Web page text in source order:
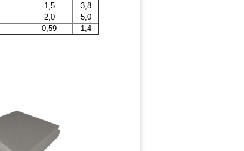
1,5
3,8
2,0
5,0
0,59 1,4